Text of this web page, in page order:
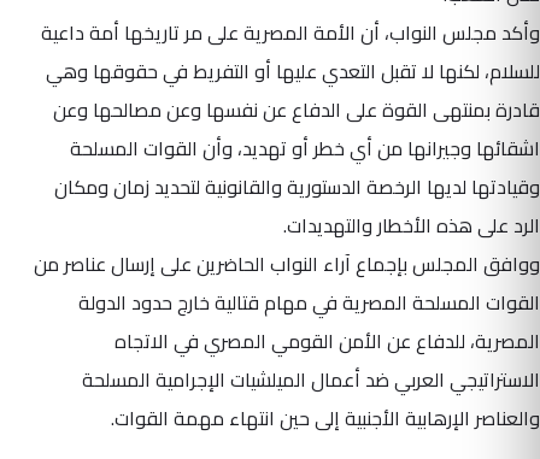
وأكد مجلس النواب، أن الأمة المصرية على مر تاريخها أمة داعية
للسلام، لكنها لا تقبل التعدي عليها أو التفريط في حقوقها وهي
قادرة بمنتهى القوة على الدفاع عن نفسها وعن مصالحها وعن
اشقائها وجيرانها من أي خطر أو تهديد، وأن القوات المسلحة
وقيادتها لديها الرخصة الدستورية والقانونية لتحديد زمان ومكان
الرد على هذه الأخطار والتهديدات.
ووافق المجلس بإجماع آراء النواب الحاضرين على إرسال عناصر من
القوات المسلحة المصرية في مهام قتالية خارج حدود الدولة
المصرية، للدفاع عن الأمن القومي المصري في الاتجاه
الاستراتيجي العربي ضد أعمال الميلشيات الإجرامية المسلحة
والعناصر الإرهابية الأجنبية إلى حين انتهاء مهمة القوات.